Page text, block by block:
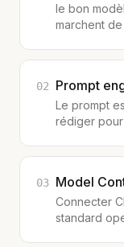
le bon
marchent
02 Prompt
Le prompt
rédiger
03 Model
Connecter
standard